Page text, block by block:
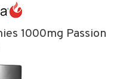
1000mg Passion